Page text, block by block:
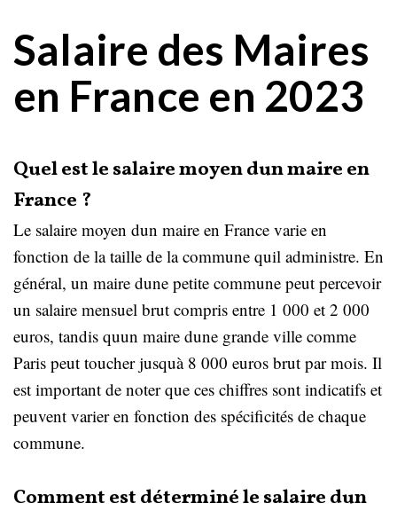
Salaire des Maires
en France en 2023
Quel est le salaire moyen dun maire en
France ?
Le salaire moyen dun maire en France varie en
fonction de la taille de la commune quil administre. En
général, un maire dune petite commune peut percevoir
un salaire mensuel brut compris entre 1 000 et 2 000
euros, tandis quun maire dune grande ville comme
Paris peut toucher jusquà 8 000 euros brut par mois. Il
est important de noter que ces chiffres sont indicatifs et
peuvent varier en fonction des spécificités de chaque
commune.
Comment est déterminé le salaire dun